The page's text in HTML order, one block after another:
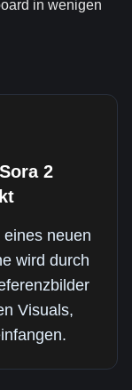
in wenigen
2
neuen
wird durch
Visuals,